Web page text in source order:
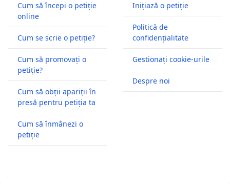
Cum să începi o petiție
online
Cum se scrie o petiție?
Cum să promovați o
petiție?
Cum să obții apariții în
presă pentru petiția ta
Cum să înmânezi o
petiție
Inițiază o petiție
Politică de
confidențialitate
Gestionați cookie-urile
Despre noi